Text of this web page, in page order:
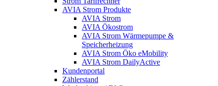
AVIA Strom Produkte
AVIA Strom
AVIA Ökostrom
AVIA Strom Wärmepumpe &
Speicherheizung
AVIA Strom Öko eMobility
AVIA Strom DailyActive
Kundenportal
Zählerstand